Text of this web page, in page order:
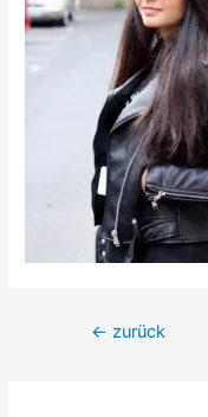
Beitrags-
← zurück